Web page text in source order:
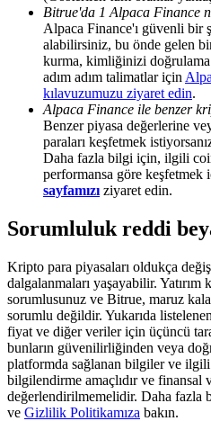
BTC Welcome Rewards
Deposit & Trade BTC to
Deposit CASHCAT & Win
Exclusive for BitMart Users
Register & Trade to Win
Bitrue'da 1 Alpaca Finance
Alpaca Finance'ı güvenli bir
alabilirsiniz, bu önde gelen
kurma, kimliğinizi
adım adım talimatlar için
kılavuzumuzu ziyaret edin.
Alpaca Finance ile benzer
Benzer piyasa değerlerine
paraları keşfetmek
Daha fazla bilgi için, ilgili
performansa göre keşfetmek
sayfamızı ziyaret edin.
Sorumluluk reddi
Kripto para piyasaları oldukça
dalgalanmaları yaşayabilir. Yatırım
sorumlusunuz ve Bitrue, maruz
sorumlu değildir. Yukarıda
fiyat ve diğer veriler için üçüncü
bunların güvenilirliğinden veya
platformda sağlanan bilgiler ve ilgili
bilgilendirme amaçlıdır ve finansal
değerlendirilmemelidir. Daha fazla
ve Gizlilik Politikamıza bakın.